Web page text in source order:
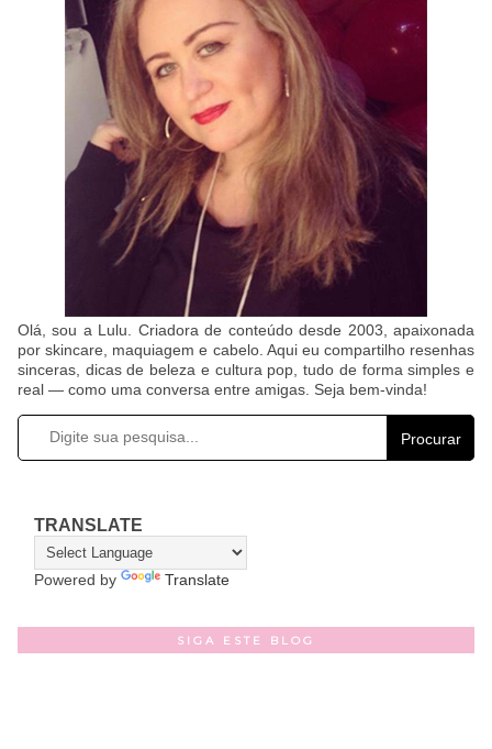
Olá, sou a Lulu. Criadora de conteúdo desde 2003, apaixonada
por skincare, maquiagem e cabelo. Aqui eu compartilho resenhas
sinceras, dicas de beleza e cultura pop, tudo de forma simples e
real — como uma conversa entre amigas. Seja bem-vinda!
Procurar
TRANSLATE
Powered by Translate
SIGA ESTE BLOG